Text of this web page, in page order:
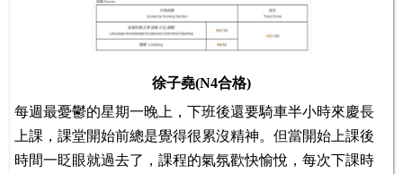
徐子堯(N4合格)
每週最憂鬱的星期一晚上，下班後還要騎車半小時來慶長
上課，課堂開始前總是覺得很累沒精神。但當開始上課後
時間一眨眼就過去了，課程的氣氛歡快愉悅，每次下課時